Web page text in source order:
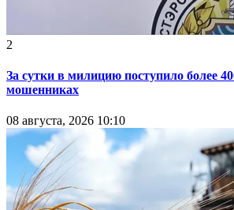
2
За сутки в милицию поступило более
мошенниках
08 августа, 2026 10:10